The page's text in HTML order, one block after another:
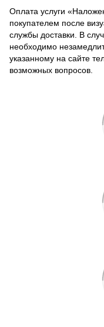
Оплата услуги
покупателем после
службы доставки. В
необходимо
указанному на сайте
возможных вопросов.